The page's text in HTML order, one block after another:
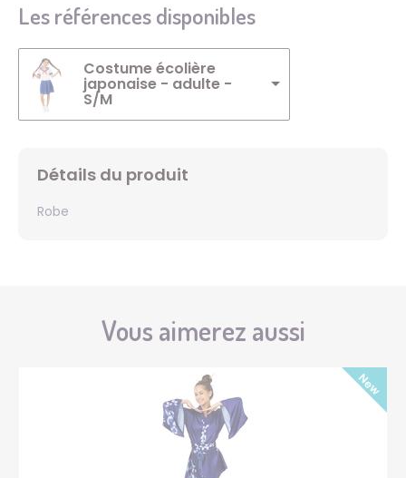
Les références disponibles
Costume écolière
japonaise - adulte -
S/M
Détails du produit
Robe
Vous aimerez aussi